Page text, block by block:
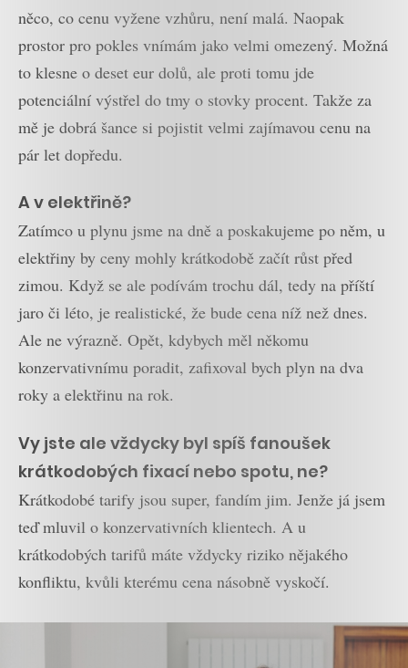
něco, co cenu vyžene vzhůru, není malá. Naopak
prostor pro pokles vnímám jako velmi omezený. Možná
to klesne o deset eur dolů, ale proti tomu jde
potenciální výstřel do tmy o stovky procent. Takže za
mě je dobrá šance si pojistit velmi zajímavou cenu na
pár let dopředu.
A v elektřině?
Zatímco u plynu jsme na dně a poskakujeme po něm, u
elektřiny by ceny mohly krátkodobě začít růst před
zimou. Když se ale podívám trochu dál, tedy na příští
jaro či léto, je realistické, že bude cena níž než dnes.
Ale ne výrazně. Opět, kdybych měl někomu
konzervativnímu poradit, zafixoval bych plyn na dva
roky a elektřinu na rok.
Vy jste ale vždycky byl spíš fanoušek
krátkodobých fixací nebo spotu, ne?
Krátkodobé tarify jsou super, fandím jim. Jenže já jsem
teď mluvil o konzervativních klientech. A u
krátkodobých tarifů máte vždycky riziko nějakého
konfliktu, kvůli kterému cena násobně vyskočí.